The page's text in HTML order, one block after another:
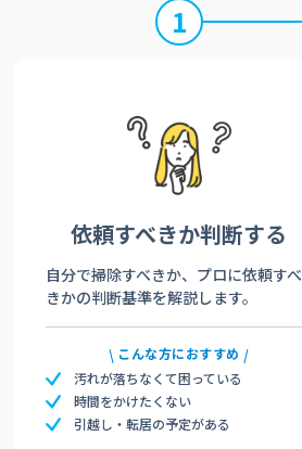
1
依頼すべきか判断する
自分で掃除すべきか、プロに依頼すべ
きかの判断基準を解説します。
こんな方におすすめ
汚れが落ちなくて困っている
時間をかけたくない
引越し・転居の予定がある